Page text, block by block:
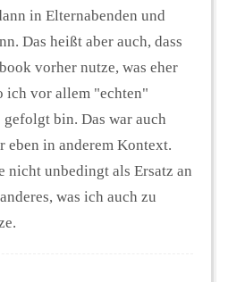
in Elternabenden und
Das heißt aber auch, dass
vorher nutze, was eher
ich vor allem "echten"
bin. Das war auch
eben in anderem Kontext.
nicht unbedingt als Ersatz an
was ich auch zu